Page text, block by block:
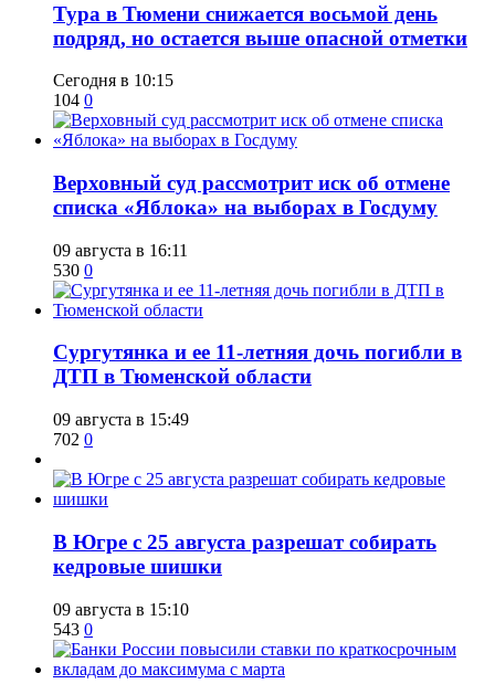
Тура в Тюмени снижается восьмой день
подряд, но остается выше опасной отметки
Сегодня в 10:15
104 0
​Верховный суд рассмотрит иск об отмене
списка «Яблока» на выборах в Госдуму
09 августа в 16:11
530 0
Сургутянка и ее 11-летняя дочь погибли в
ДТП в Тюменской области
09 августа в 15:49
702 0
​В Югре с 25 августа разрешат собирать
кедровые шишки
09 августа в 15:10
543 0